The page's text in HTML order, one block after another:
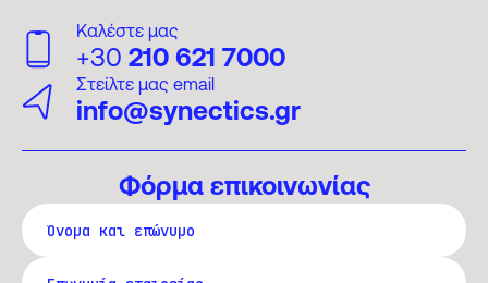
Καλέστε μας
+30 210 621 7000
Στείλτε μας email
info@synectics.gr
Φόρμα επικοινωνίας